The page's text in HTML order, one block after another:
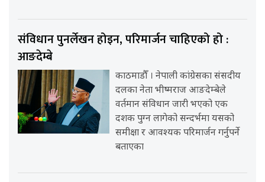
संविधान पुनर्लेखन होइन, परिमार्जन चाहिएको हो :
आङदेम्बे
काठमाडौँ । नेपाली कांग्रेसका संसदीय
दलका नेता भीष्मराज आङदेम्बेले
वर्तमान संविधान जारी भएको एक
दशक पुग्न लागेको सन्दर्भमा यसको
समीक्षा र आवश्यक परिमार्जन गर्नुपर्ने
बताएका